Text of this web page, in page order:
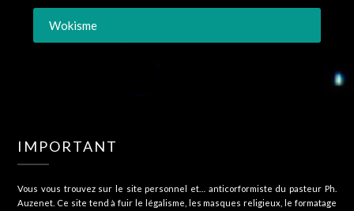
Wokisme
IMPORTANT
Vous vous trouvez sur le site personnel et… anticorformiste du pasteur Ph.
Auzenet. Ce site tend à fuir le légalisme, les masques religieux, le formatage